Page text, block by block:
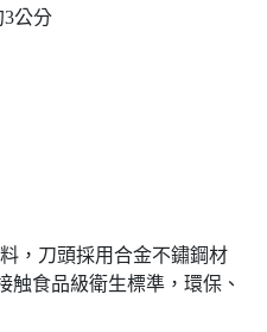
3公分
，刀頭採用合金不鏽鋼材
触食品級衛生標準，環保、